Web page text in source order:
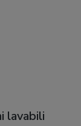
lavabili